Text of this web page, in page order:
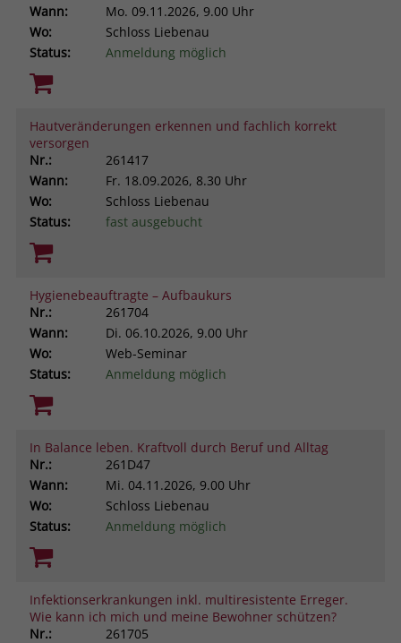
Wann:
Mo. 09.11.2026, 9.00 Uhr
Wo:
Schloss Liebenau
Status:
Anmeldung möglich
Hautveränderungen erkennen und fachlich korrekt
versorgen
Nr.:
261417
Wann:
Fr. 18.09.2026, 8.30 Uhr
Wo:
Schloss Liebenau
Status:
fast ausgebucht
Hygienebeauftragte – Aufbaukurs
Nr.:
261704
Wann:
Di. 06.10.2026, 9.00 Uhr
Wo:
Web-Seminar
Status:
Anmeldung möglich
In Balance leben. Kraftvoll durch Beruf und Alltag
Nr.:
261D47
Wann:
Mi. 04.11.2026, 9.00 Uhr
Wo:
Schloss Liebenau
Status:
Anmeldung möglich
Infektionserkrankungen inkl. multiresistente Erreger.
Wie kann ich mich und meine Bewohner schützen?
Nr.:
261705